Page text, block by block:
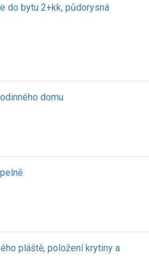
do bytu 2+kk, půdorysná
domu
pláště, položení krytiny a